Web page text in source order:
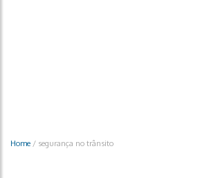
Home / segurança no trânsito